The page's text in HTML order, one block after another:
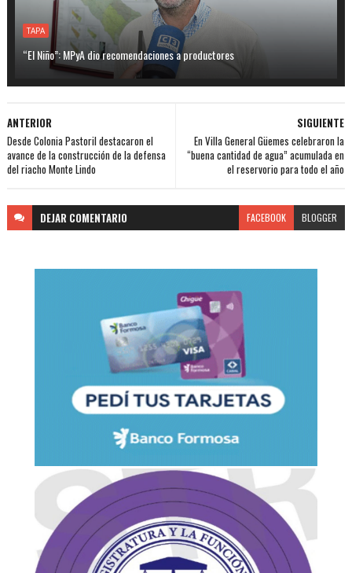
TAPA
“El Niño”: MPyA dio recomendaciones a productores
SIGUIENTE
En Villa General Güemes celebraron la
“buena cantidad de agua” acumulada en
el reservorio para todo el año
ANTERIOR
Desde Colonia Pastoril destacaron el
avance de la construcción de la defensa
del riacho Monte Lindo
DEJAR COMENTARIO FACEBOOK BLOGGER